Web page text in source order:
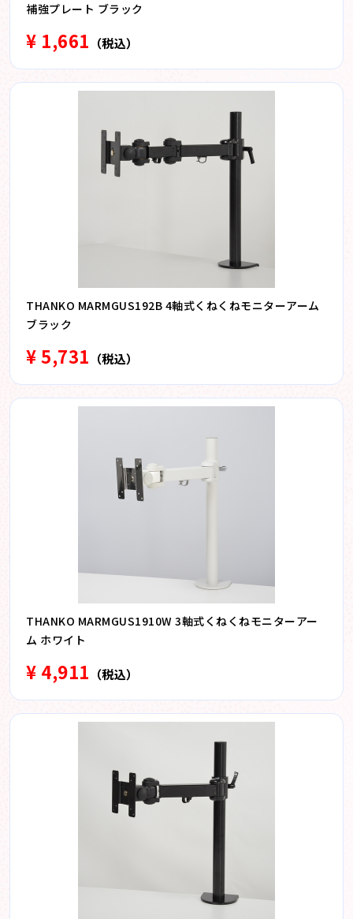
補強プレート ブラック
¥ 1,661 （税込）
THANKO MARMGUS192B 4軸式くねくねモニターアーム
ブラック
¥ 5,731 （税込）
THANKO MARMGUS1910W 3軸式くねくねモニターアー
ム ホワイト
¥ 4,911 （税込）